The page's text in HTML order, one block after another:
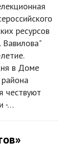
ресурсов
в Доме
чествуют
-…